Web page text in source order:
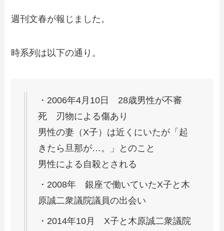
週刊文春が報じました。
時系列は以下の通り。
・2006年4月10日 28歳男性が不審
死 刃物による傷あり
男性の妻（X子）は近くにいたが「起
きたら旦那が…。」とのこと
男性による自殺とされる
・2008年 銀座で働いていたX子と木
原誠二衆議院議員の出会い
・2014年10月 X子と木原誠二衆議院